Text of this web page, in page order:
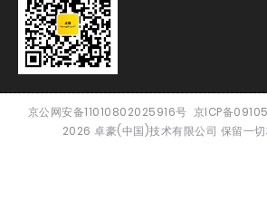
京公网安备11010802025916号 京ICP备
2026 卓豪(中国)技术有限公司 保留一